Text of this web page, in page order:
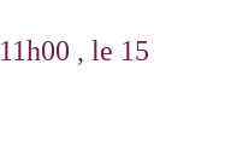
, le 15